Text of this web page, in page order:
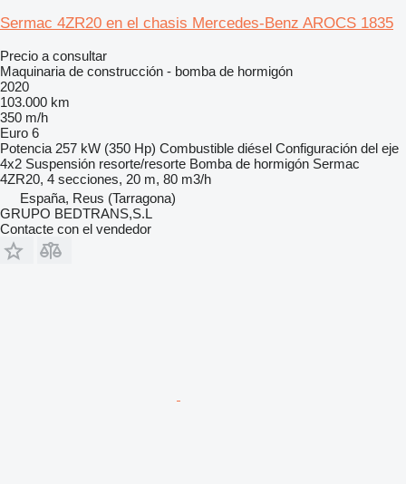
Sermac 4ZR20 en el chasis Mercedes-Benz AROCS 1835
Precio a consultar
Maquinaria de construcción - bomba de hormigón
2020
103.000 km
350 m/h
Euro 6
Potencia 257 kW (350 Hp) Combustible diésel Configuración del eje
4x2 Suspensión resorte/resorte Bomba de hormigón Sermac
4ZR20, 4 secciones, 20 m, 80 m3/h
España, Reus (Tarragona)
GRUPO BEDTRANS,S.L
Contacte con el vendedor